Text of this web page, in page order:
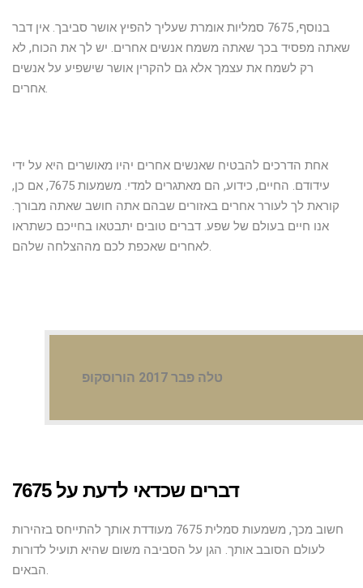
בנוסף, 7675 סמליות אומרת שעליך להפיץ אושר סביבך. אין דבר
שאתה מפסיד בכך שאתה משמח אנשים אחרים. יש לך את הכוח, לא
רק לשמח את עצמך אלא גם להקרין אושר שישפיע על אנשים
אחרים.
אחת הדרכים להבטיח שאנשים אחרים יהיו מאושרים היא על ידי
עידודם. החיים, כידוע, הם מאתגרים למדי. משמעות 7675, אם כן,
קוראת לך לעורר אחרים באזורים שבהם אתה חושב שאתה מבורך.
אנו חיים בעולם של שפע. דברים טובים יתבטאו בחייכם כשתראו
לאחרים שאכפת לכם מההצלחה שלהם.
טלה פבר 2017 הורוסקופ
דברים שכדאי לדעת על 7675
חשוב מכך, משמעות סמלית 7675 מעודדת אותך להתייחס בזהירות
לעולם הסובב אותך. הגן על הסביבה משום שהיא תועיל לדורות
הבאים.